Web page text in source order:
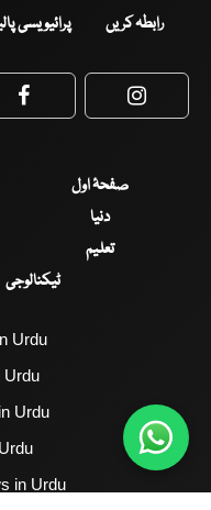
رابطہ کریں پرائیویسی
Facebook
صفحۂ اول
دنیا
تعلیم
ٹیکنالوجی
Urdu
Urdu
Urdu
in Urdu